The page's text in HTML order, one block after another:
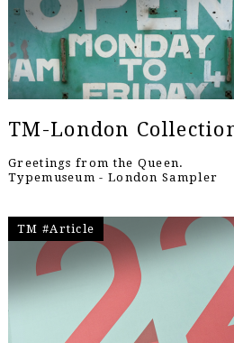
TM-London
Greetings from the Queen.
Typemuseum - London Sampler
TM #Article